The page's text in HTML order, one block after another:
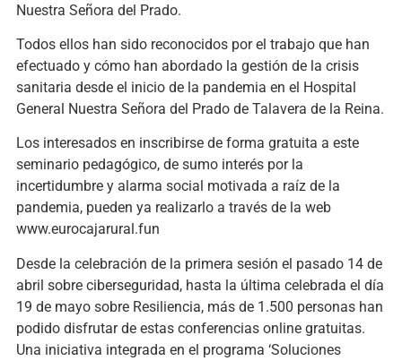
Nuestra Señora del Prado.
Todos ellos han sido reconocidos por el trabajo que han
efectuado y cómo han abordado la gestión de la crisis
sanitaria desde el inicio de la pandemia en el Hospital
General Nuestra Señora del Prado de Talavera de la Reina.
Los interesados en inscribirse de forma gratuita a este
seminario pedagógico, de sumo interés por la
incertidumbre y alarma social motivada a raíz de la
pandemia, pueden ya realizarlo a través de la web
www.eurocajarural.fun
Desde la celebración de la primera sesión el pasado 14 de
abril sobre ciberseguridad, hasta la última celebrada el día
19 de mayo sobre Resiliencia, más de 1.500 personas han
podido disfrutar de estas conferencias online gratuitas.
Una iniciativa integrada en el programa ‘Soluciones